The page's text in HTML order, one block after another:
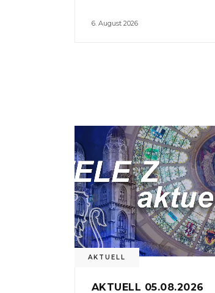
6. August 2026
AKTUELL
AKTUELL 05.08.2026